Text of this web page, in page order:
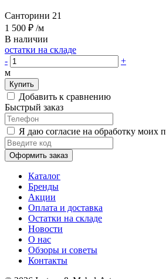
Санторини 21
1 500 ₽ /м
В наличии
остатки на складе
-
+
м
Купить
Добавить к сравнению
Быстрый заказ
Я даю согласие на обработку моих
Оформить заказ
Каталог
Бренды
Акции
Оплата и доставка
Остатки на складе
Новости
О нас
Обзоры и советы
Контакты